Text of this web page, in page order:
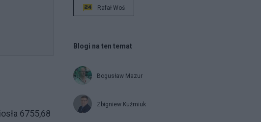
6755,68
Rafał Woś
Blogi na ten temat
Bogusław Mazur
Zbigniew Kuźmiuk